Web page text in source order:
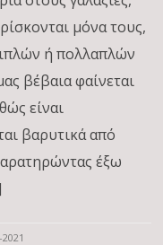
μόνα τους,
ή πολλαπλών
βέβαια φαίνεται
είναι
βαρυτικά από
έξω